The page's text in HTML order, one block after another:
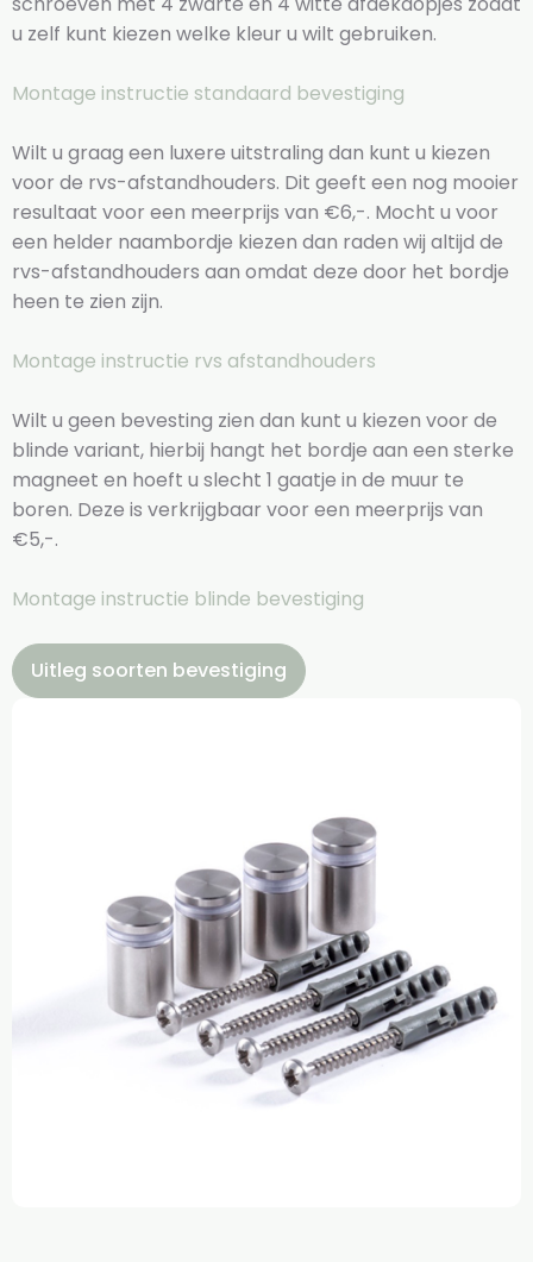
u zelf kunt kiezen welke kleur u wilt gebruiken.
Montage instructie standaard bevestiging
Wilt u graag een luxere uitstraling dan kunt u kiezen
voor de rvs-afstandhouders. Dit geeft een nog mooier
resultaat voor een meerprijs van €6,-. Mocht u voor
een helder naambordje kiezen dan raden wij altijd de
rvs-afstandhouders aan omdat deze door het bordje
heen te zien zijn.
Montage instructie rvs afstandhouders
Wilt u geen bevesting zien dan kunt u kiezen voor de
blinde variant, hierbij hangt het bordje aan een sterke
magneet en hoeft u slecht 1 gaatje in de muur te
boren. Deze is verkrijgbaar voor een meerprijs van
€5,-.
Montage instructie blinde bevestiging
Uitleg soorten bevestiging